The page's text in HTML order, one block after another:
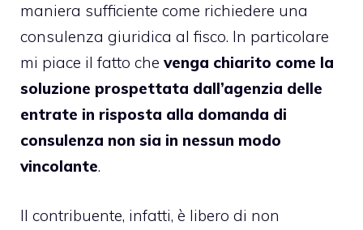
maniera sufficiente come richiedere una
consulenza giuridica al fisco. In particolare
mi piace il fatto che venga chiarito come la
soluzione prospettata dall’agenzia delle
entrate in risposta alla domanda di
consulenza non sia in nessun modo
vincolante.
Il contribuente, infatti, è libero di non